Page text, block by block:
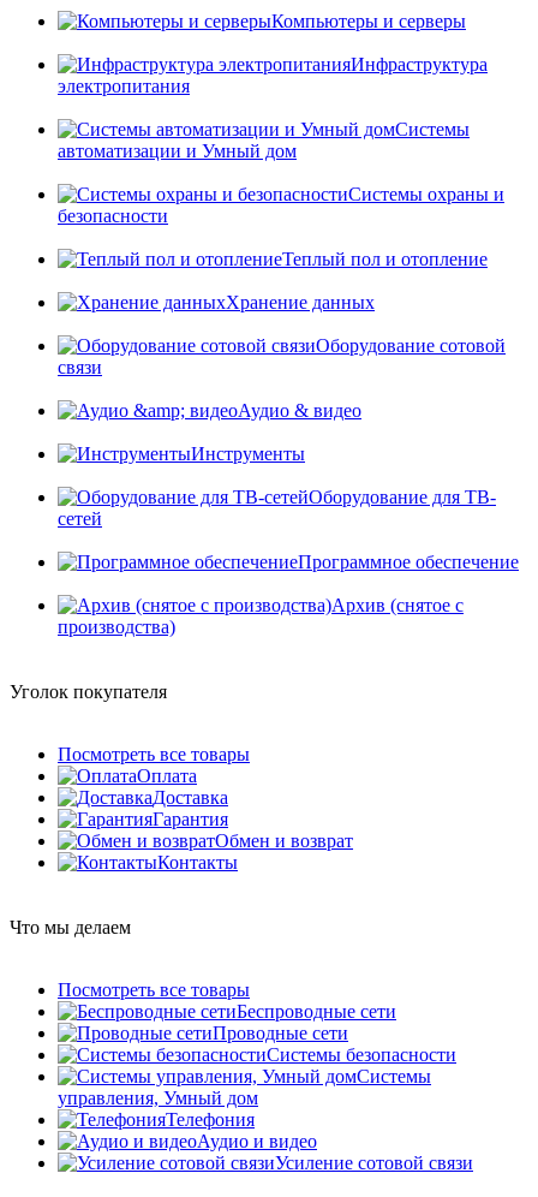
Компьютеры и серверы
Инфраструктура
электропитания
Системы
автоматизации и Умный дом
Системы охраны и
безопасности
Теплый пол и отопление
Хранение данных
Оборудование сотовой
связи
Аудио & видео
Инструменты
Оборудование для ТВ-
сетей
Программное обеспечение
Архив (снятое с
производства)
Уголок покупателя
Посмотреть все товары
Оплата
Доставка
Гарантия
Обмен и возврат
Контакты
Что мы делаем
Посмотреть все товары
Беспроводные сети
Проводные сети
Системы безопасности
Системы
управления, Умный дом
Телефония
Аудио и видео
Усиление сотовой связи